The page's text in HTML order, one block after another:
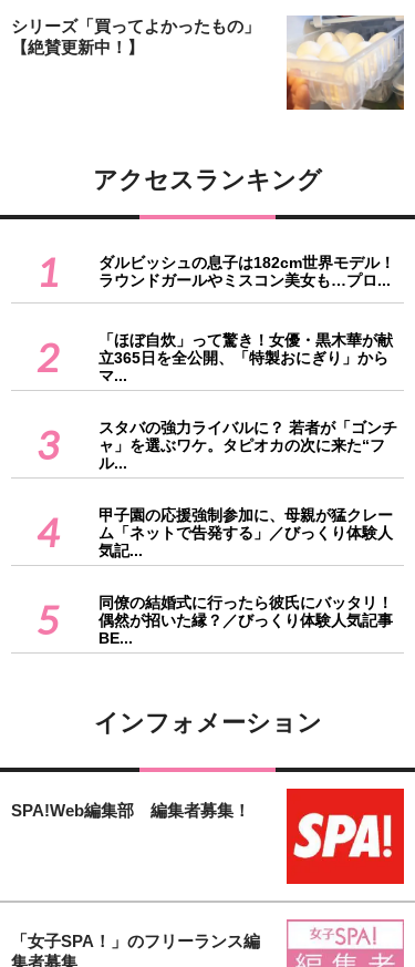
シリーズ「買ってよかったもの」
【絶賛更新中！】
アクセスランキング
1
ダルビッシュの息子は182cm世界モデル！
ラウンドガールやミスコン美女も…プロ...
2
「ほぼ自炊」って驚き！女優・黒木華が献
立365日を全公開、「特製おにぎり」から
マ...
3
スタバの強力ライバルに？ 若者が「ゴンチ
ャ」を選ぶワケ。タピオカの次に来た“フ
ル...
4
甲子園の応援強制参加に、母親が猛クレー
ム「ネットで告発する」／びっくり体験人
気記...
5
同僚の結婚式に行ったら彼氏にバッタリ！
偶然が招いた縁？／びっくり体験人気記事
BE...
インフォメーション
SPA!Web編集部 編集者募集！
「女子SPA！」のフリーランス編
集者募集